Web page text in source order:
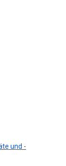
und -